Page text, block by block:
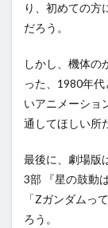
り、初めての方
だろう。
しかし、機体の
った、1980年
いアニメーショ
通してほしい所
最後に、劇場版
3部 『星の鼓動
「Zガンダムっ
ろう。